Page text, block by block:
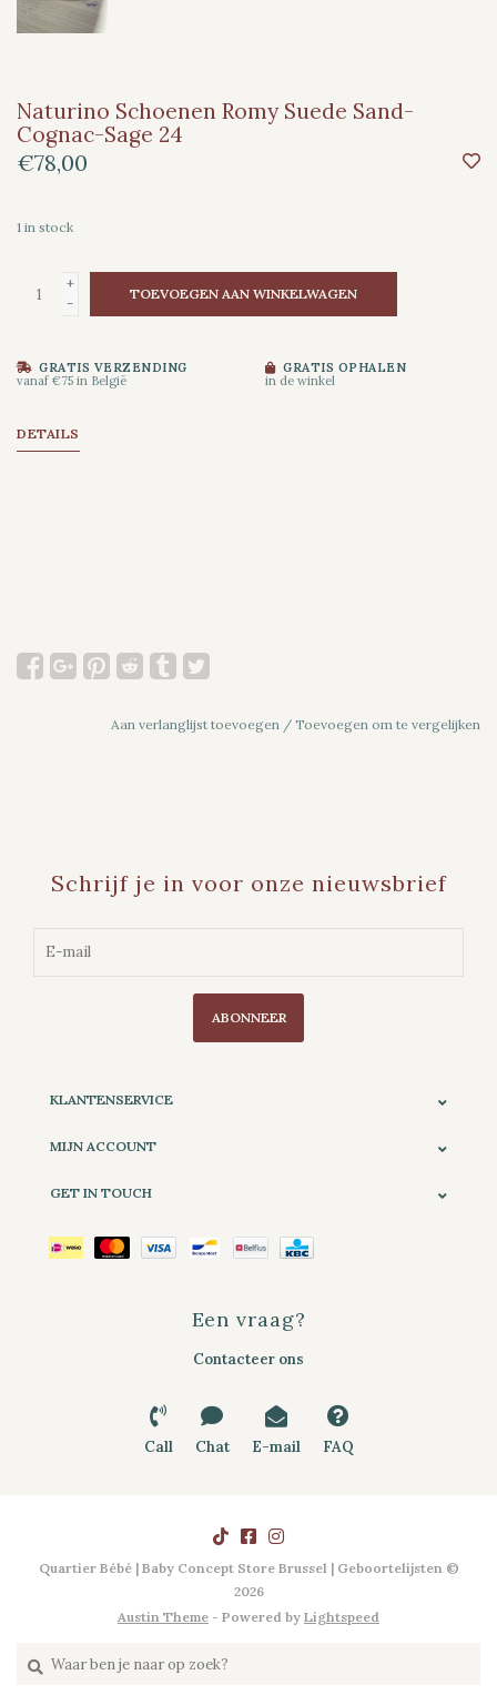
Naturino Schoenen Romy Suede Sand-
Cognac-Sage 24
€78,00
1 in stock
+
-
TOEVOEGEN AAN WINKELWAGEN
GRATIS VERZENDING
vanaf €75 in België
GRATIS OPHALEN
in de winkel
DETAILS
Aan verlanglijst toevoegen / Toevoegen om te vergelijken
Schrijf je in voor onze nieuwsbrief
ABONNEER
KLANTENSERVICE
MIJN ACCOUNT
GET IN TOUCH
Een vraag?
Contacteer ons
Call Chat E-mail FAQ
Quartier Bébé | Baby Concept Store Brussel | Geboortelijsten ©
2026
Austin Theme - Powered by Lightspeed